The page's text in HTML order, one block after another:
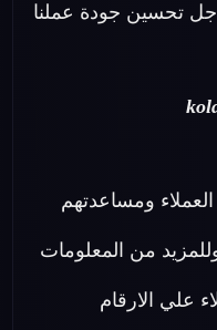
اجل تحسين جودة عملنا
ومساعدتهم
من المعلومات
علي الارقام